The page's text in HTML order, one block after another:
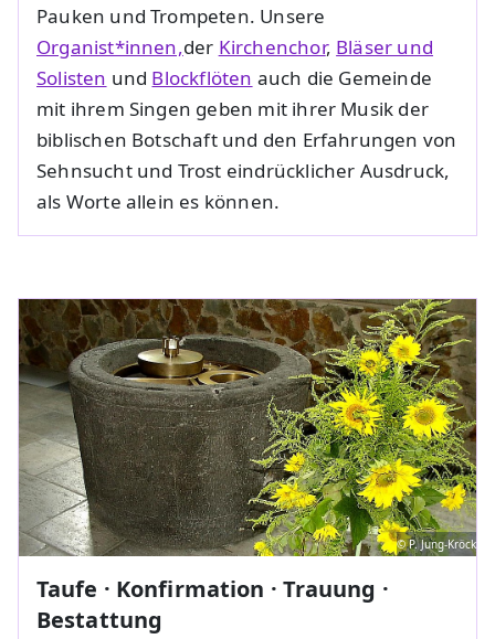
Pauken und Trompeten. Unsere
Organist*innen,der Kirchenchor, Bläser und
Solisten und Blockflöten auch die Gemeinde
mit ihrem Singen geben mit ihrer Musik der
biblischen Botschaft und den Erfahrungen von
Sehnsucht und Trost eindrücklicher Ausdruck,
als Worte allein es können.
© P. Jung-Kröck
Taufe · Konfirmation · Trauung ·
Bestattung